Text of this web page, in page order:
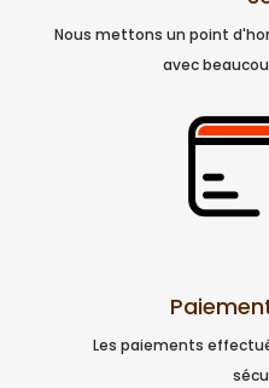
Nous mettons un point
avec
Les paiements